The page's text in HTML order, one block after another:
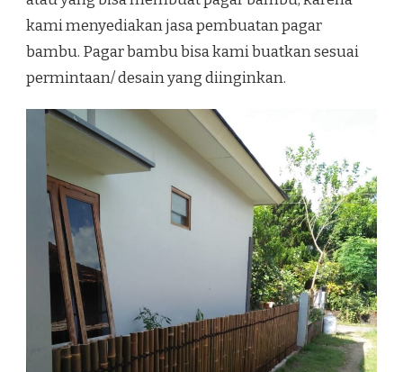
kami menyediakan jasa pembuatan pagar
bambu. Pagar bambu bisa kami buatkan sesuai
permintaan/ desain yang diinginkan.